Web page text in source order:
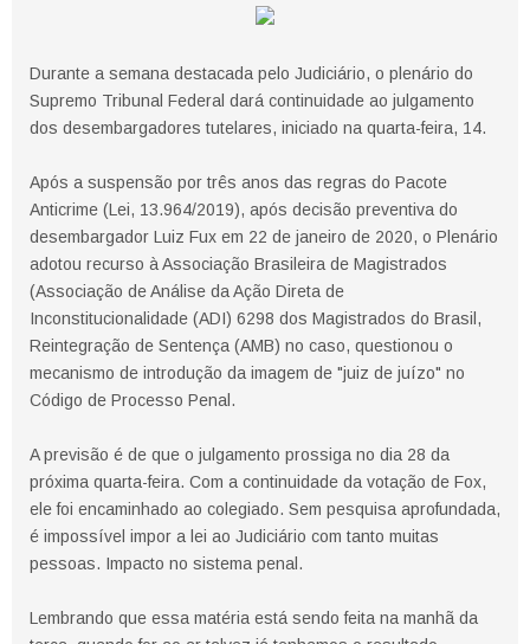
Durante a semana destacada pelo Judiciário, o plenário do
Supremo Tribunal Federal dará continuidade ao julgamento
dos desembargadores tutelares, iniciado na quarta-feira, 14.
Após a suspensão por três anos das regras do Pacote
Anticrime (Lei, 13.964/2019), após decisão preventiva do
desembargador Luiz Fux em 22 de janeiro de 2020, o Plenário
adotou recurso à Associação Brasileira de Magistrados
(Associação de Análise da Ação Direta de
Inconstitucionalidade (ADI) 6298 dos Magistrados do Brasil,
Reintegração de Sentença (AMB) no caso, questionou o
mecanismo de introdução da imagem de "juiz de juízo" no
Código de Processo Penal.
A previsão é de que o julgamento prossiga no dia 28 da
próxima quarta-feira. Com a continuidade da votação de Fox,
ele foi encaminhado ao colegiado. Sem pesquisa aprofundada,
é impossível impor a lei ao Judiciário com tanto muitas
pessoas. Impacto no sistema penal.
Lembrando que essa matéria está sendo feita na manhã da